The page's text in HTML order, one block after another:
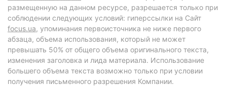
размещенную на данном ресурсе, разрешается только при
соблюдении следующих условий: гиперссылки на Сайт
focus.ua, упоминания первоисточника не ниже первого
абзаца, объема использования, который не может
превышать 50% от общего объема оригинального текста,
изменения заголовка и лида материала. Использование
большего объема текста возможно только при условии
получения письменного разрешения Компании.